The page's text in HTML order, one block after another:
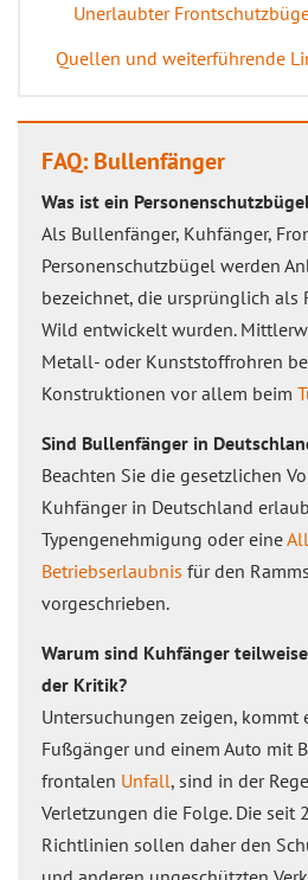
Unerlaubter
Quellen und weiterführende
FAQ: Bullenfänger
Was ist ein
Als Bullenfänger, Kuhfänger,
Personenschutzbügel werden
bezeichnet, die ursprünglich als
Wild entwickelt wurden.
Metall- oder Kunststoffrohren
Konstruktionen vor allem beim
Sind Bullenfänger in
Beachten Sie die gesetzlichen
Kuhfänger in Deutschland
Typengenehmigung oder eine
Betriebserlaubnis für den
vorgeschrieben.
Warum sind Kuhfänger
der Kritik?
Untersuchungen zeigen, kommt
Fußgänger und einem Auto mit
frontalen Unfall, sind in der
Verletzungen die Folge. Die seit
Richtlinien sollen daher den